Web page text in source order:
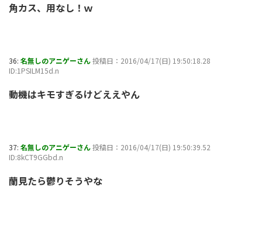
角カス、用なし！ｗ
36: 名無しのアニゲーさん投稿日：2016/04/17(日) 19:50:18.28
ID:1PSILM15d.n
動機はキモすぎるけどええやん
37: 名無しのアニゲーさん投稿日：2016/04/17(日) 19:50:39.52
ID:8kCT9GGbd.n
蘭見たら鬱りそうやな